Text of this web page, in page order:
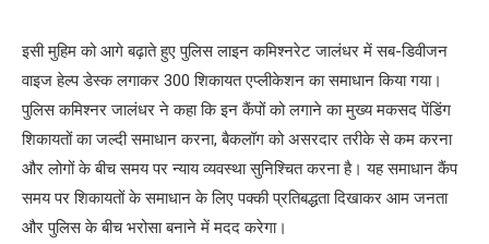
इसी मुहिम को आगे बढ़ाते हुए पुलिस लाइन कमिश्नरेट जालंधर में सब-डिवीजन
वाइज हेल्प डेस्क लगाकर 300 शिकायत एप्लीकेशन का समाधान किया गया।
पुलिस कमिश्नर जालंधर ने कहा कि इन कैंपों को लगाने का मुख्य मकसद पेंडिंग
शिकायतों का जल्दी समाधान करना, बैकलॉग को असरदार तरीके से कम करना
और लोगों के बीच समय पर न्याय व्यवस्था सुनिश्चित करना है। यह समाधान कैंप
समय पर शिकायतों के समाधान के लिए पक्की प्रतिबद्धता दिखाकर आम जनता
और पुलिस के बीच भरोसा बनाने में मदद करेगा।